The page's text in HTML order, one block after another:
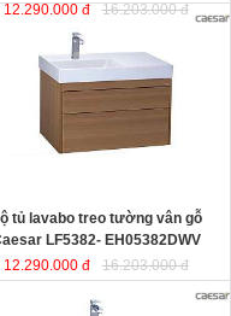
12.290.000 đ
16.203.000 đ
LF5382-
đ
ược thiết kế đầy
hứng và sáng tạo theo phong
tối giản hiện đại. Thể hiện chất
thẩm mỹ của không gian
tủ lavabo treo tường vân gỗ
LF5382- EH05382DWV
12.290.000 đ
16.203.000 đ
rửa mặt kết hợp tủ treo